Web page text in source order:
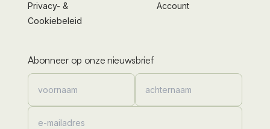
Privacy- &
Cookiebeleid
Account
Abonneer op onze nieuwsbrief